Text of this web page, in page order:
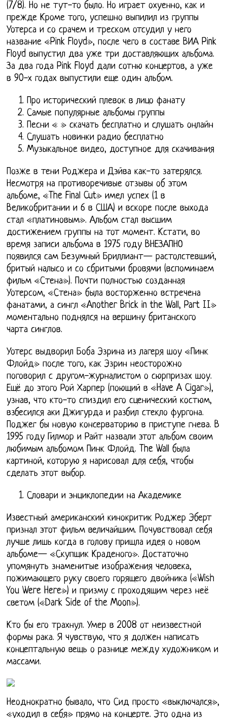
(7/8). Но не тут-то было. Но играет охуенно, как и
прежде Кроме того, успешно выпилил из группы
Уотерса и со срачем и треском отсудил у него
название «Pink Floyd», после чего в составе ВИА Pink
Floyd выпустил два уже три доставляющих альбома.
За два года Pink Floyd дали сотню концертов, а уже
в 90-х годах выпустили еще один альбом.
Про исторический плевок в лицо фанату
Самые популярные альбомы группы
Песни « » скачать бесплатно и слушать онлайн
Слушать новинки радио бесплатно
Музыкальное видео, доступное для скачивания
Позже в тени Роджера и Дэйва как-то затерялся.
Несмотря на противоречивые отзывы об этом
альбоме, «The Final Cut» имел успех (1 в
Великобритании и 6 в США) и вскоре после выхода
стал «платиновым». Альбом стал высшим
достижением группы на тот момент. Кстати, во
время записи альбома в 1975 году ВНЕЗАПНО
появился сам Безумный Бриллиант— растолстевший,
бритый налысо и со сбритыми бровями (вспоминаем
фильм «Стена»). Почти полностью созданная
Уотерсом, «Стена» была восторженно встречена
фанатами, а сингл «Another Brick in the Wall, Part II»
моментально поднялся на вершину британского
чарта синглов.
Уотерс выдворил Боба Эзрина из лагеря шоу «Пинк
Флойд» после того, как Эзрин неосторожно
поговорил с другом-журналистом о сюрпризах шоу.
Ещё до этого Рой Харпер (поющий в «Have A Cigar»),
узнав, что кто-то спиздил его сценический костюм,
взбесился аки Джигурда и разбил стекло фургона.
Поджег бы новую консерваторию в приступе гнева. В
1995 году Гилмор и Райт назвали этот альбом своим
любимым альбомом Пинк Флойд. The Wall была
картиной, которую я нарисовал для себя, чтобы
сделать этот выбор.
Словари и энциклопедии на Академике
Известный американский кинокритик Роджер Эберт
признал этот фильм величайшим. Почувствовал себя
лучше лишь когда в голову пришла идея о новом
альбоме— «Скупщик Краденого». Достаточно
упомянуть знаменитые изображения человека,
пожимающего руку своего горящего двойника («Wish
You Were Here») и призму с проходящим через неё
светом («Dark Side of the Moon»).
Кто бы его трахнул. Умер в 2008 от неизвестной
формы рака. Я чувствую, что я должен написать
концептальную вещь о разнице между художником и
массами.
Неоднократно бывало, что Сид просто «выключался»,
«уходил в себя» прямо на концерте. Это одна из